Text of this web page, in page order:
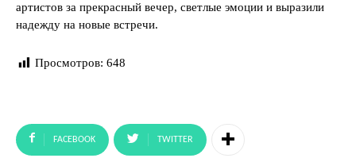
артистов за прекрасный вечер, светлые эмоции и выразили
надежду на новые встречи.
Просмотров: 648
FACEBOOK TWITTER